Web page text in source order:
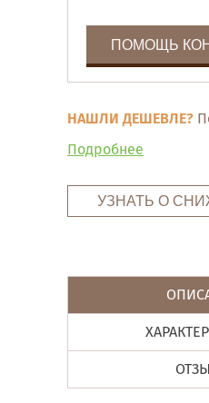
ПОМОЩЬ
НАШЛИ ДЕШЕВЛЕ?
Подробнее
УЗНАТЬ О